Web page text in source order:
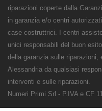
riparazioni coperte dalla
in garanzia e/o centri
case costruttrici. I centri
unici responsabili del buon
della garanzia sulle riparazioni,
Alessandria da qualsiasi
interventi e sulle riparazioni.
Numeri Primi Srl - P.IVA e CF